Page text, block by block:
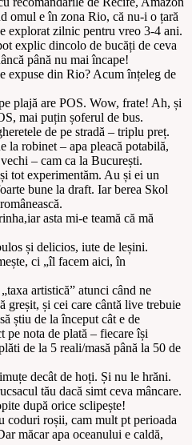
omul e în zona Rio, că nu-i o țară
explorat zilnic pentru vreo 3-4 ani.
explic dincolo de bucăți de ceva
până nu mai încape!
expuse din Rio? Acum înțeleg de
plajă are POS. Wow, frate! Ah, și
mai puțin șoferul de bus.
de pe stradă – triplu preț.
la robinet – apa pleacă potabilă,
– cam ca la București.
tot experimentăm. Au și ei un
bune la draft. Iar berea Skol
asta mi-e teamă că mă
și delicios, iute de leșini.
ci „îl facem aici, în
artistică” atunci când ne
greșit, și cei care cântă live trebuie
știu de la început cât e de
pe nota de plată – fiecare își
de la 5 reali/masă până la 50 de
decât de hoți. Și nu le hrăni.
tău dacă simt ceva mâncare.
după orice sclipește!
coduri roșii, cam mult pt perioada
măcar apa oceanului e caldă,